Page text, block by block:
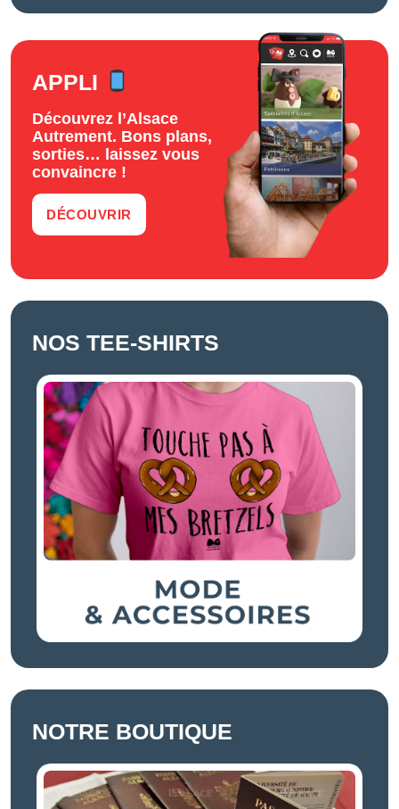
APPLI
Découvrez l’Alsace
Autrement. Bons plans,
sorties… laissez vous
convaincre !
DÉCOUVRIR
NOS TEE-SHIRTS
NOTRE BOUTIQUE